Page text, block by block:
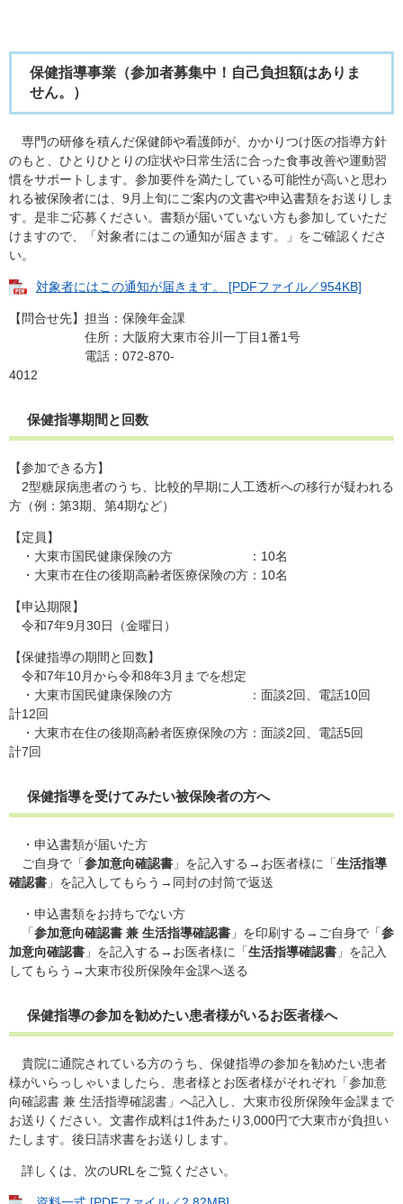
保健指導事業（参加者募集中！自己負担額はありま
せん。）
専門の研修を積んだ保健師や看護師が、かかりつけ医の指導方針
のもと、ひとりひとりの症状や日常生活に合った食事改善や運動習
慣をサポートします。参加要件を満たしている可能性が高いと思わ
れる被保険者には、9月上旬にご案内の文書や申込書類をお送りしま
す。是非ご応募ください。書類が届いていない方も参加していただ
けますので、「対象者にはこの通知が届きます。」をご確認くださ
い。
対象者にはこの通知が届きます。 [PDFファイル／954KB]
【問合せ先】担当：保険年金課
住所：大阪府大東市谷川一丁目1番1号
電話：072-870-
4012
保健指導期間と回数
【参加できる方】
2型糖尿病患者のうち、比較的早期に人工透析への移行が疑われる
方（例：第3期、第4期など）
【定員】
・大東市国民健康保険の方 ：10名
・大東市在住の後期高齢者医療保険の方：10名
【申込期限】
令和7年9月30日（金曜日）
【保健指導の期間と回数】
令和7年10月から令和8年3月までを想定
・大東市国民健康保険の方 ：面談2回、電話10回
計12回
・大東市在住の後期高齢者医療保険の方：面談2回、電話5回
計7回
保健指導を受けてみたい被保険者の方へ
・申込書類が届いた方
ご自身で「参加意向確認書 」を記入する→お医者様に「生活指導
確認書 」を記入してもらう→同封の封筒で返送
・申込書類をお持ちでない方
「参加意向確認書 兼 生活指導確認書 」を印刷する→ご自身で「参
加意向確認書 」を記入する→お医者様に「生活指導確認書 」を記入
してもらう→大東市役所保険年金課へ送る
保健指導の参加を勧めたい患者様がいるお医者様へ
貴院に通院されている方のうち、保健指導の参加を勧めたい患者
様がいらっしゃいましたら、患者様とお医者様がそれぞれ「参加意
向確認書 兼 生活指導確認書」へ記入し、大東市役所保険年金課まで
お送りください。文書作成料は1件あたり3,000円で大東市が負担い
たします。後日請求書をお送りします。
詳しくは、次のURLをご覧ください。